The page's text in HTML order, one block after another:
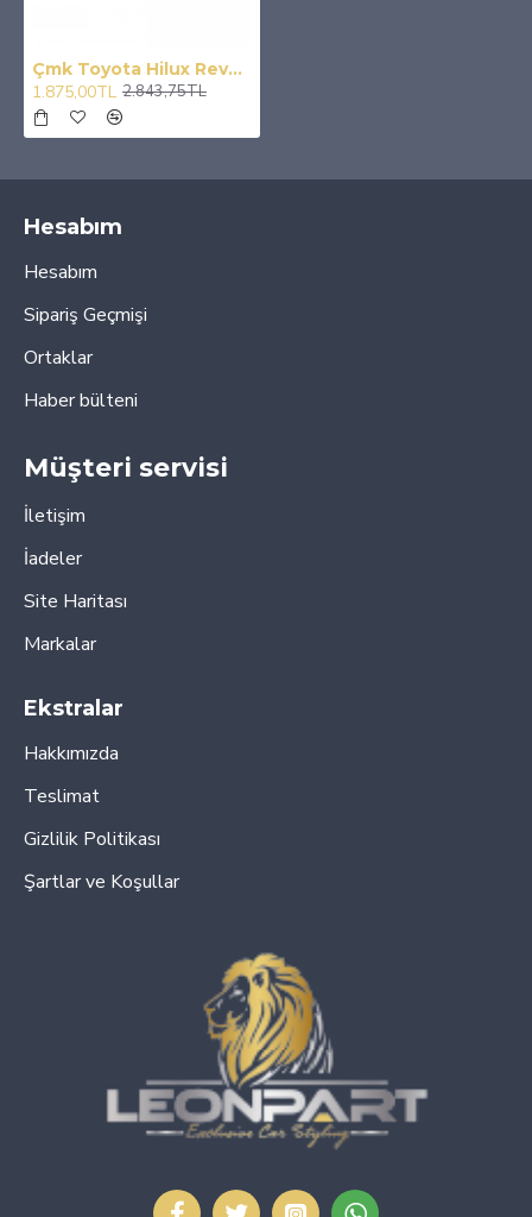
Çmk Toyota Hilux Revo 2016-2019 Cam Rüzgarlığı
1.875,00TL 2.843,75TL
Hesabım
Hesabım
Sipariş Geçmişi
Ortaklar
Haber bülteni
Müşteri servisi
İletişim
İadeler
Site Haritası
Markalar
Ekstralar
Hakkımızda
Teslimat
Gizlilik Politikası
Şartlar ve Koşullar